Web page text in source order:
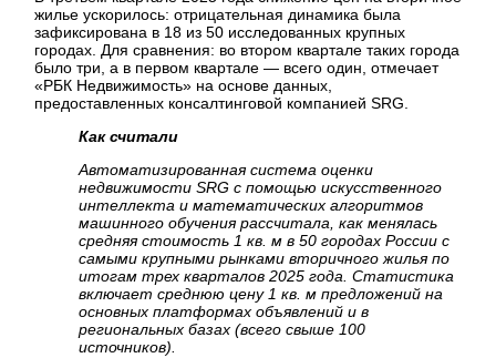
жилье ускорилось: отрицательная динамика была
зафиксирована в 18 из 50 исследованных крупных
городах. Для сравнения: во втором квартале таких города
было три, а в первом квартале — всего один, отмечает
«РБК Недвижимость» на основе данных,
предоставленных консалтинговой компанией SRG.
Как считали
Автоматизированная система оценки
недвижимости SRG с помощью искусственного
интеллекта и математических алгоритмов
машинного обучения рассчитала, как менялась
средняя стоимость 1 кв. м в 50 городах России с
самыми крупными рынками вторичного жилья по
итогам трех кварталов 2025 года. Статистика
включает среднюю цену 1 кв. м предложений на
основных платформах объявлений и в
региональных базах (всего свыше 100
источников).